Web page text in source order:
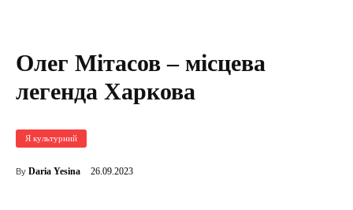
Олег Мітасов – місцева
легенда Харкова
Я культурний
By Daria Yesina 26.09.2023